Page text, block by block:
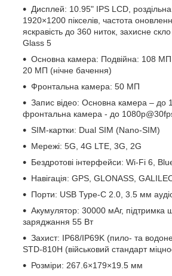
Дисплей: 10.95" IPS LCD, роздільна
1920×1200 пікселів, частота
яскравість до 360 ниток, захисне
Glass 5
Основна камера: Подвійна: 108
20 МП (нічне бачення)
Фронтальна камера: 50 МП
Запис відео: Основна камера – до
фронтальна камера - до
SIM-картки: Dual SIM (Nano-SIM)
Мережі: 5G, 4G LTE, 3G, 2G
Бездротові інтерфейси: Wi-Fi 6,
Навігація: GPS, GLONASS,
Порти: USB Type-C 2.0, 3.5 мм
Акумулятор: 30000 мАг, підтримка
заряджання 55 Вт
Захист: IP68/IP69K (пило- та
STD-810H (військовий стандарт
Розміри: 267.6×179×19.5 мм